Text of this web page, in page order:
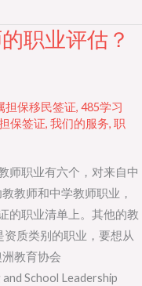
职业评估？
担保移民签证, 485学习
保签证, 我们的服务, 职
师职业有六个，对来自中
教师和中学教师职业，
的职业清单上。其他的教
质类别的职业，要想从
教育协会
School Leadership